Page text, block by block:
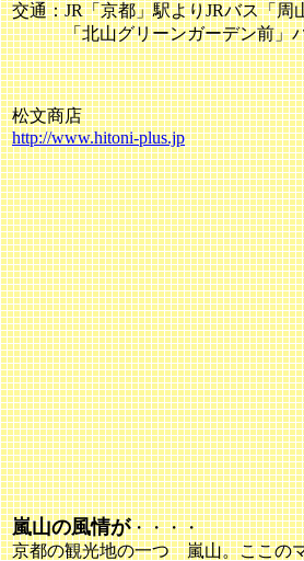
交通：JR「京都」駅よりJRバス「周
「北山グリーンガーデン前」
松文商店
http://www.hitoni-plus.jp
嵐山の風情が・・・・
京都の観光地の一つ 嵐山。ここの